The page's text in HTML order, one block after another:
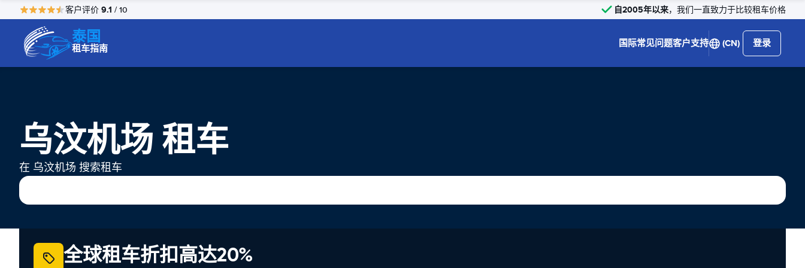
客户评价 9.1 / 10 自2005年以来，我们一直致力于比较租车价格
泰国
租车指南 国际常见问题客户支持 (CN) 登录
乌汶机场 租车
在 乌汶机场 搜索租车
全球租车折扣高达20%